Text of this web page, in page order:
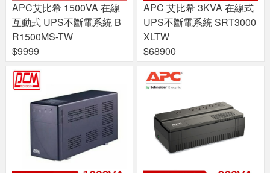
APC艾比希 1500VA 在線
互動式 UPS不斷電系統 B
R1500MS-TW
$9999
APC 艾比希 3KVA 在線式
UPS不斷電系統 SRT3000
XLTW
$68900